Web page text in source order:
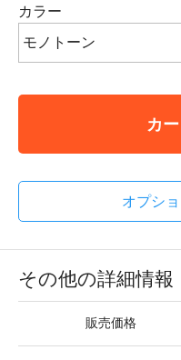
カラー
カ
オプシ
その他の詳細情報
販売価格